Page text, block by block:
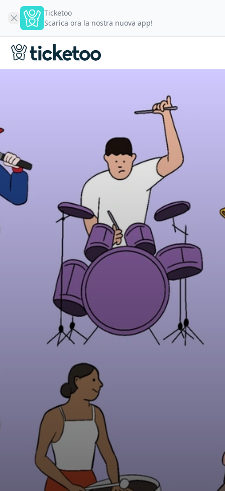
Ticketoo
Scarica ora la nostra nuova app!